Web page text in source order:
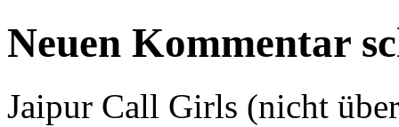
Neuen Kommentar
Jaipur Call Girls (nicht